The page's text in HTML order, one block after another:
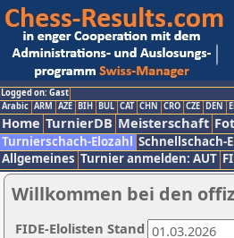
Logged on: Gast
Arabic ARM AZE BIH BUL CAT CHN CRO CZE DEN
Home TurnierDB Meisterschaft
Turnierschach-Elozahl Schnellschach-
Allgemeines Turnier anmelden: AUT
Willkommen bei den
FIDE-Elolisten Stand